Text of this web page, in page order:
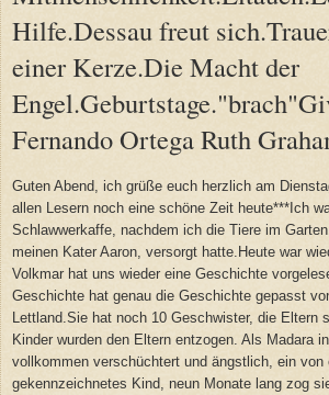
Hilfe.Dessau freut
einer Kerze.Die Macht der
Fernando Ortega Ruth
Guten Abend, ich grüße euch herzlich am
allen Lesern noch eine schöne Zeit heute***Ich
Schlawwerkaffe, nachdem ich die Tiere im
meinen Kater Aaron, versorgt hatte.Heute war
Volkmar hat uns wieder eine Geschichte
Geschichte hat genau die Geschichte gepasst
Lettland.Sie hat noch 10 Geschwister, die Eltern
Kinder wurden den Eltern entzogen. Als Madara
vollkommen verschüchtert und ängstlich, ein von
gekennzeichnetes Kind, neun Monate lang zog